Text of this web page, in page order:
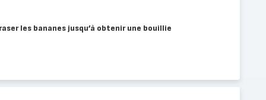
les bananes jusqu’à obtenir une bouillie